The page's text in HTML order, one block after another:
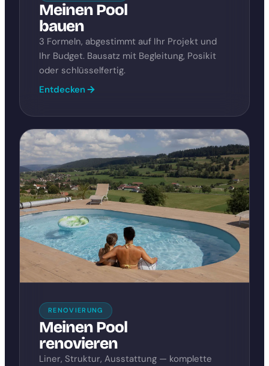
Meinen Pool
bauen
3 Formeln, abgestimmt auf Ihr Projekt und
Ihr Budget. Bausatz mit Begleitung, Posikit
oder schlüsselfertig.
Entdecken
RENOVIERUNG
Meinen Pool
renovieren
Liner, Struktur, Ausstattung — komplette